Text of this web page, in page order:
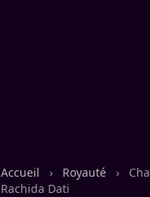
Accueil › Royauté ›
Rachida Dati